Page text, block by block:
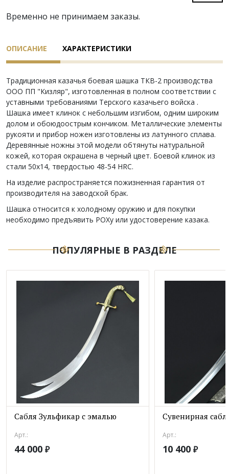
Временно не принимаем заказы.
ОПИСАНИЕ ХАРАКТЕРИСТИКИ
Традиционная казачья боевая шашка ТКВ-2 производства
ООО ПП "Кизляр", изготовленная в полном соответствии с
уставными требованиями Терского казачьего войска .
Шашка имеет клинок с небольшим изгибом, одним широким
долом и обоюдоострым кончиком. Металлические элементы
рукояти и прибор ножен изготовлены из латунного сплава.
Деревянные ножны этой модели обтянуты натуральной
кожей, которая окрашена в черный цвет. Боевой клинок из
стали 50х14, твердостью 48-54 HRC.
На изделие распространяется пожизненная гарантия от
производителя на заводской брак.
Шашка относится к холодному оружию и для покупки
необходимо предъявить РОХу или удостоверение казака.
ПОПУЛЯРНЫЕ В РАЗДЕЛЕ
Сабля Зульфикар с эмалью
Арт.:
44 000 ₽
Сувенирная
Арт.:
10 400 ₽